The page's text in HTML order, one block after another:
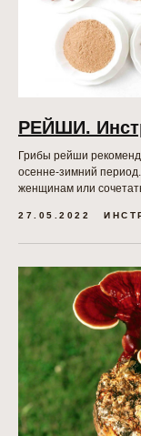
РЕЙШИ.
Грибы рейши
осенне-зимний
женщинам или
27.05.2022